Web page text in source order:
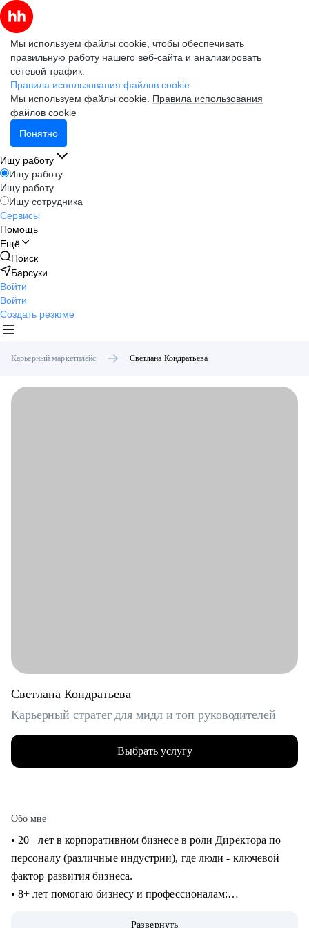
Мы используем файлы cookie, чтобы обеспечивать
правильную работу нашего веб-сайта и анализировать
сетевой трафик.
Правила использования файлов cookie
Мы используем файлы cookie. Правила использования
файлов cookie
Понятно
Ищу работу
Ищу работу
Ищу работу
Ищу сотрудника
Сервисы
Помощь
Ещё
Поиск
Барсуки
Войти
Войти
Создать резюме
Карьерный маркетплейс Светлана Кондратьева
Светлана Кондратьева
Карьерный стратег для мидл и топ руководителей
Выбрать услугу
Обо мне
• 20+ лет в корпоративном бизнесе в роли Директора по
персоналу (различные индустрии), где люди - ключевой
фактор развития бизнеса.
• 8+ лет помогаю бизнесу и профессионалам:
Развернуть